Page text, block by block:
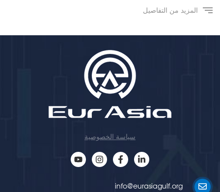
المزيد من التفاصيل
سياسة الخصوصية
info@eurasiagulf.org